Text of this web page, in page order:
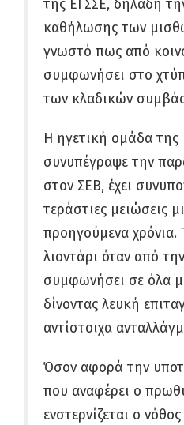
της ΕΓΣΣΕ, δηλαδή
καθήλωσης των
γνωστό πως από
συμφωνήσει στο
των κλαδικών
Η ηγετική ομάδα
συνυπέγραψε την
στον ΣΕΒ, έχει
τεράστιες μειώσεις
προηγούμενα χρόνια.
λιοντάρι όταν από
συμφωνήσει σε όλα
δίνοντας λευκή
αντίστοιχα
Όσον αφορά την
που αναφέρει ο
ενστερνίζεται ο